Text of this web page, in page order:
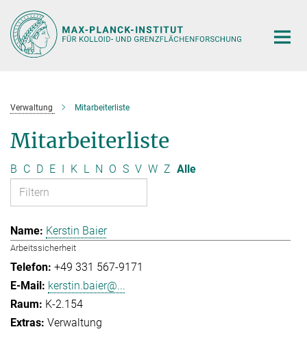
Hauptinhalt
Verwaltung Mitarbeiterliste
Mitarbeiterliste
B C D E I K L N O S V W Z Alle
Kerstin Baier
Arbeitssicherheit
+49 331 567-9171
kerstin.baier@...
K-2.154
Verwaltung